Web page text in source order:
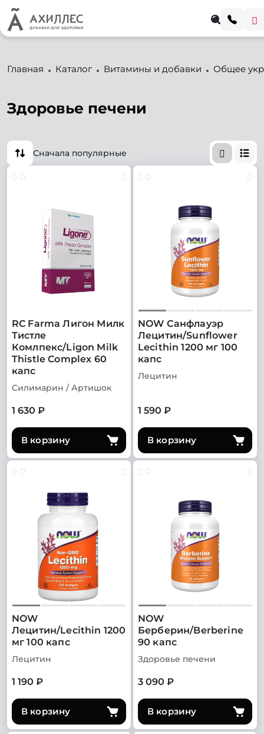
Главная Каталог Витамины и добавки Общее
Здоровье печени
Сначала популярные
0
RC Farma Лигон Милк
Тистле
Комлпекс/Ligon Milk
Thistle Complex 60
капс
Силимарин / Артишок
1 630 ₽
В корзину
0
NOW Санфлауэр
Лецитин/Sunflower
Lecithin 1200 мг 100
капс
Лецитин
1 590 ₽
В корзину
0
NOW
Лецитин/Lecithin 1200
мг 100 капс
Лецитин
1 190 ₽
В корзину
0
NOW
Берберин/Berberine
90 капс
Здоровье печени
3 090 ₽
В корзину